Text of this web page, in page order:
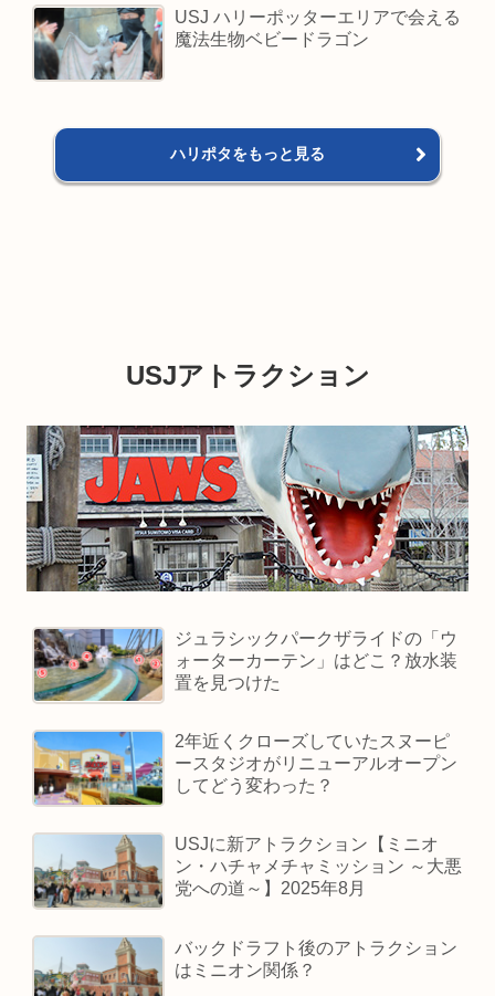
USJ ハリーポッターエリアで会える
魔法生物ベビードラゴン
ハリポタをもっと見る
USJアトラクション
ジュラシックパークザライドの「ウ
ォーターカーテン」はどこ？放水装
置を見つけた
2年近くクローズしていたスヌーピ
ースタジオがリニューアルオープン
してどう変わった？
USJに新アトラクション【ミニオ
ン・ハチャメチャミッション ～大悪
党への道～】2025年8月
バックドラフト後のアトラクション
はミニオン関係？